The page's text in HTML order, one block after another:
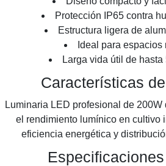
Protección IP65 contra
Estructura ligera de
Ideal para espacios
Larga vida útil de hasta
Características
Luminaria LED profesional de
el rendimiento lumínico en cultivo
eficiencia energética y